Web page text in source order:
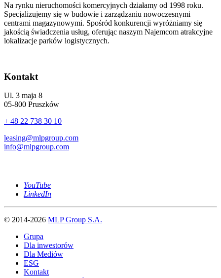
Na rynku nieruchomości komercyjnych działamy od 1998 roku.
Specjalizujemy się w budowie i zarządzaniu nowoczesnymi
centrami magazynowymi. Spośród konkurencji wyróżniamy się
jakością świadczenia usług, oferując naszym Najemcom atrakcyjne
lokalizacje parków logistycznych.
Kontakt
Ul. 3 maja 8
05-800 Pruszków
+ 48 22 738 30 10
leasing@mlpgroup.com
info@mlpgroup.com
YouTube
LinkedIn
© 2014-2026 MLP Group S.A.
Grupa
Dla inwestorów
Dla Mediów
ESG
Kontakt